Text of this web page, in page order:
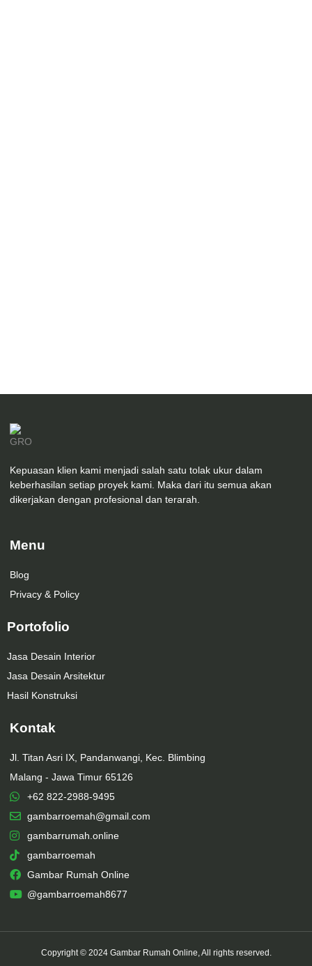
Kepuasan klien kami menjadi salah satu tolak ukur dalam
keberhasilan setiap proyek kami. Maka dari itu semua akan
dikerjakan dengan profesional dan terarah.
Menu
Blog
Privacy & Policy
Portofolio
Jasa Desain Interior
Jasa Desain Arsitektur
Hasil Konstruksi
Kontak
Jl. Titan Asri IX, Pandanwangi, Kec. Blimbing
Malang - Jawa Timur 65126
+62 822-2988-9495
gambarroemah@gmail.com
gambarrumah.online
gambarroemah
Gambar Rumah Online
@gambarroemah8677
Copyright © 2024 Gambar Rumah Online, All rights reserved.